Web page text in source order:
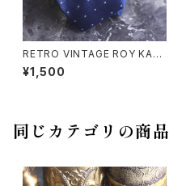
RETRO VINTAGE ROY KAMI
YA DOT PATTERNED DESIG
N SILK TIE/レトロ古着ドット柄
¥1,500
同じカテゴリの商品